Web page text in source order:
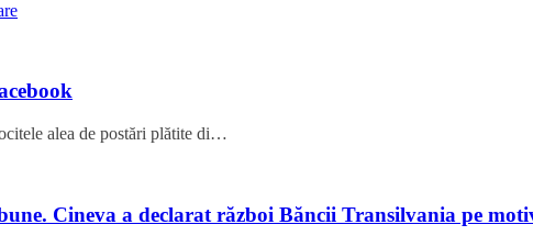
alea de postări plătite di…
Cineva a declarat război Băncii Transilvania pe